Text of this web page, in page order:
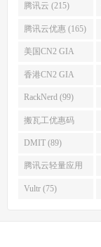
腾讯云 (215)
腾讯云优惠 (165)
美国CN2 GIA
(141)
香港CN2 GIA
(111)
RackNerd (99)
搬瓦工优惠码
(92)
DMIT (89)
腾讯云轻量应用
服务器 (82)
Vultr (75)